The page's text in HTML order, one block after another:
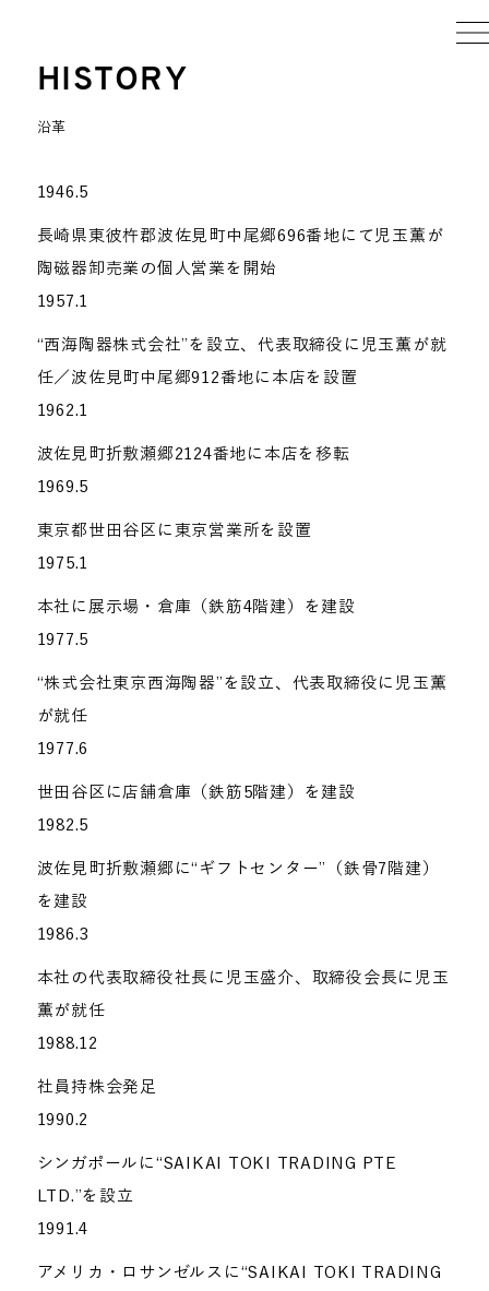
HISTORY
沿革
1946.5
長崎県東彼杵郡波佐見町中尾郷696番地にて児玉薫が
陶磁器卸売業の個人営業を開始
1957.1
“西海陶器株式会社”を設立、代表取締役に児玉薫が就
任／波佐見町中尾郷912番地に本店を設置
1962.1
波佐見町折敷瀬郷2124番地に本店を移転
1969.5
東京都世田谷区に東京営業所を設置
1975.1
本社に展示場・倉庫（鉄筋4階建）を建設
1977.5
“株式会社東京西海陶器”を設立、代表取締役に児玉薫
が就任
1977.6
世田谷区に店舗倉庫（鉄筋5階建）を建設
1982.5
波佐見町折敷瀬郷に“ギフトセンター”（鉄骨7階建）
を建設
1986.3
本社の代表取締役社長に児玉盛介、取締役会長に児玉
薫が就任
1988.12
社員持株会発足
1990.2
シンガポールに“SAIKAI TOKI TRADING PTE
LTD.”を設立
1991.4
アメリカ・ロサンゼルスに“SAIKAI TOKI TRADING